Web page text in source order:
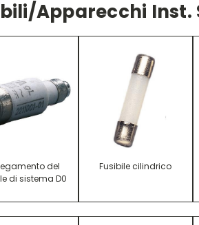
apparecchi Inst.
del
di sistema D0
Fusibile cilindrico